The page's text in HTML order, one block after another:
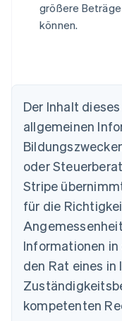
größere
können.
Der Inhalt
allgemeinen
oder
Stripe
für die
Informationen
den Rat eines
kompetenten
Australien
English
Belgien
Brasilien
PortuguêsEnglish
Bulgarien
English
Dänemark
English
DeutschEnglish
Estland
English
Festlandchina